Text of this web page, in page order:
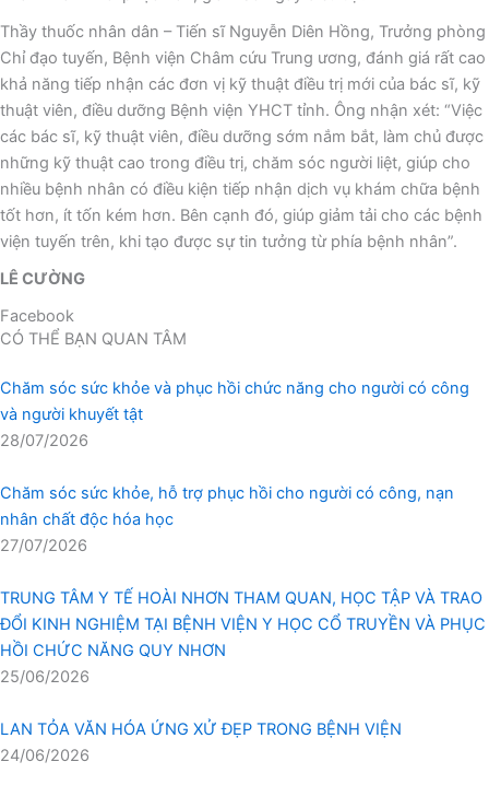
Thầy thuốc nhân dân – Tiến sĩ Nguyễn Diên Hồng, Trưởng phòng
Chỉ đạo tuyến, Bệnh viện Châm cứu Trung ương, đánh giá rất cao
khả năng tiếp nhận các đơn vị kỹ thuật điều trị mới của bác sĩ, kỹ
thuật viên, điều dưỡng Bệnh viện YHCT tỉnh. Ông nhận xét: “Việc
các bác sĩ, kỹ thuật viên, điều dưỡng sớm nắm bắt, làm chủ được
những kỹ thuật cao trong điều trị, chăm sóc người liệt, giúp cho
nhiều bệnh nhân có điều kiện tiếp nhận dịch vụ khám chữa bệnh
tốt hơn, ít tốn kém hơn. Bên cạnh đó, giúp giảm tải cho các bệnh
viện tuyến trên, khi tạo được sự tin tưởng từ phía bệnh nhân”.
LÊ CƯỜNG
Facebook
CÓ THỂ BẠN QUAN TÂM
Chăm sóc sức khỏe và phục hồi chức năng cho người có công
và người khuyết tật
28/07/2026
Chăm sóc sức khỏe, hỗ trợ phục hồi cho người có công, nạn
nhân chất độc hóa học
27/07/2026
TRUNG TÂM Y TẾ HOÀI NHƠN THAM QUAN, HỌC TẬP VÀ TRAO
ĐỔI KINH NGHIỆM TẠI BỆNH VIỆN Y HỌC CỔ TRUYỀN VÀ PHỤC
HỒI CHỨC NĂNG QUY NHƠN
25/06/2026
LAN TỎA VĂN HÓA ỨNG XỬ ĐẸP TRONG BỆNH VIỆN
24/06/2026